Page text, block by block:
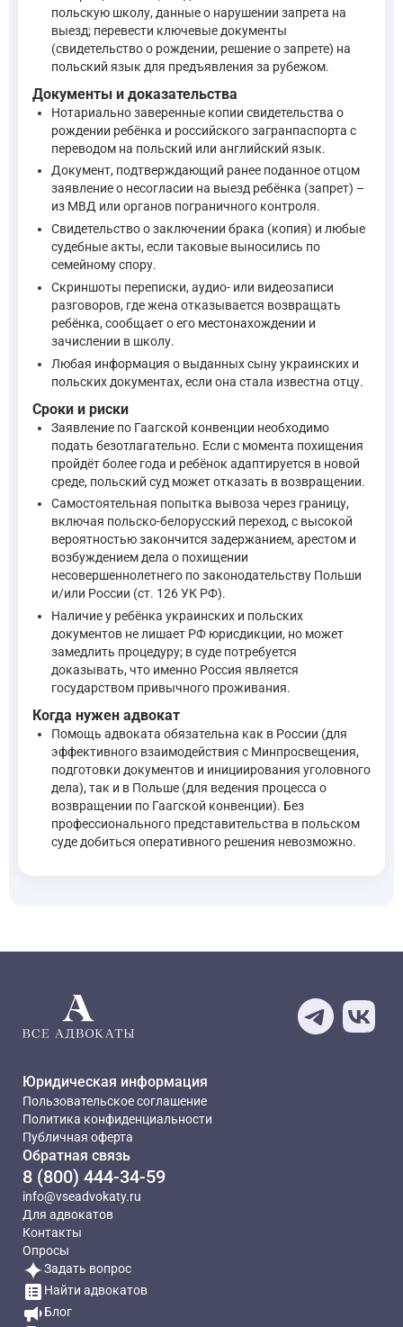
Федеральный закон от 15 августа 1996 г. № 114-ФЗ
Конституция Российской Федерации в статье 27
Статья 27 1. Каждый, кто законно находится на
—Конституция Российской Федерации, ст. 27
Статья 38 Конституции РФ устанавливает, что забота о
Статья 38 1. Материнство и детство, семья находятся под
—Конституция Российской Федерации, ст. 38
В соответствии со статьей 6 Федерального закона № 62-
Гражданин Российской Федерации, имеющий также
Приобретение гражданином Российской Федерации
... гражданин Российской Федерации ... имеющий
Федеральный закон от 31 мая 2002 г. № 62-ФЗ «О
Статья 7 того же закона предоставляет гражданам РФ,
Статья 7. Предоставление защиты и покровительства
—Федеральный закон от 31 мая 2002 г. № 62-ФЗ «О
Споры между родителями о гражданстве ребенка
Статья 41. Разрешение споров о гражданстве ребенка и
—Федеральный закон от 31 мая 2002 г. № 62-ФЗ «О
Статья 9 Федерального закона "О гражданстве РФ"
Гражданство ребенка при приобретении или
Для приобретения или прекращения гражданства
Гражданство Российской Федерации ребенка не
Гражданство ребенка не изменяется при изменении
—Федеральный закон от 31 мая 2002 г. № 62-ФЗ «О
польскую школу, данные о нарушении запрета на
выезд; перевести ключевые документы
(свидетельство о рождении, решение о запрете) на
польский язык для предъявления за рубежом.
Документы и доказательства
Нотариально заверенные копии свидетельства о
рождении ребёнка и российского загранпаспорта с
переводом на польский или английский язык.
Документ, подтверждающий ранее поданное отцом
заявление о несогласии на выезд ребёнка (запрет) –
из МВД или органов пограничного контроля.
Свидетельство о заключении брака (копия) и любые
судебные акты, если таковые выносились по
семейному спору.
Скриншоты переписки, аудио- или видеозаписи
разговоров, где жена отказывается возвращать
ребёнка, сообщает о его местонахождении и
зачислении в школу.
Любая информация о выданных сыну украинских и
польских документах, если она стала известна отцу.
Сроки и риски
Заявление по Гаагской конвенции необходимо
подать безотлагательно. Если с момента похищения
пройдёт более года и ребёнок адаптируется в новой
среде, польский суд может отказать в возвращении.
Самостоятельная попытка вывоза через границу,
включая польско-белорусский переход, с высокой
вероятностью закончится задержанием, арестом и
возбуждением дела о похищении
несовершеннолетнего по законодательству Польши
и/или России (ст. 126 УК РФ).
Наличие у ребёнка украинских и польских
документов не лишает РФ юрисдикции, но может
замедлить процедуру; в суде потребуется
доказывать, что именно Россия является
государством привычного проживания.
Когда нужен адвокат
Помощь адвоката обязательна как в России (для
эффективного взаимодействия с Минпросвещения,
подготовки документов и инициирования уголовного
дела), так и в Польше (для ведения процесса о
возвращении по Гаагской конвенции). Без
профессионального представительства в польском
суде добиться оперативного решения невозможно.
Юридическая информация
Пользовательское соглашение
Политика конфиденциальности
Публичная оферта
Обратная связь
8 (800) 444-34-59
info@vseadvokaty.ru
Для адвокатов
Контакты
Опросы
Задать вопрос
Найти адвокатов
Блог